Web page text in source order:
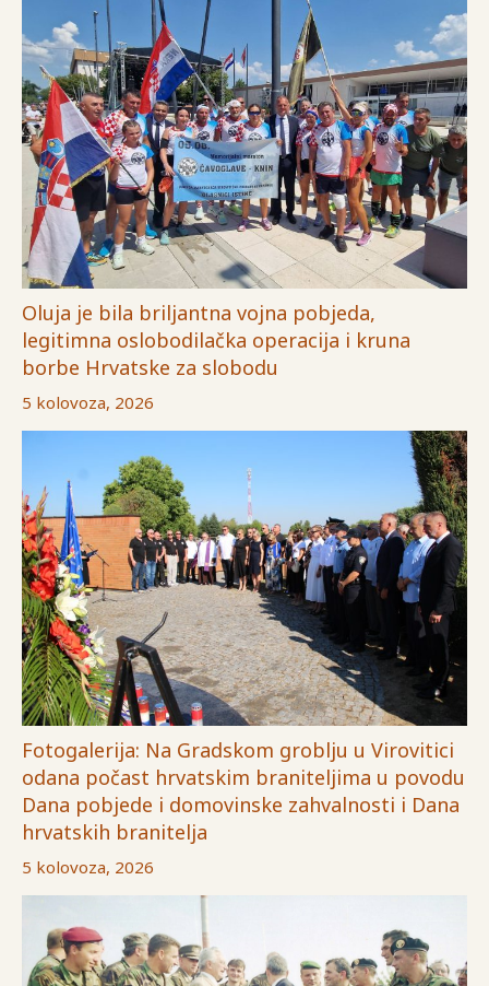
Oluja je bila briljantna vojna pobjeda,
legitimna oslobodilačka operacija i kruna
borbe Hrvatske za slobodu
5 kolovoza, 2026
Fotogalerija: Na Gradskom groblju u Virovitici
odana počast hrvatskim braniteljima u povodu
Dana pobjede i domovinske zahvalnosti i Dana
hrvatskih branitelja
5 kolovoza, 2026